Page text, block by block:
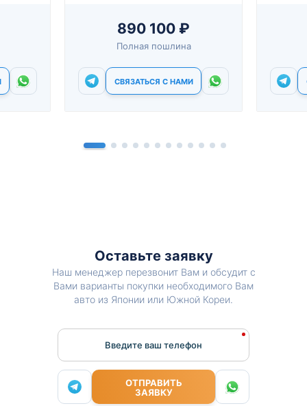
890 100 ₽
Полная пошлина
СВЯЗАТЬСЯ С НАМИ
Оставьте заявку
Наш менеджер перезвонит Вам и обсудит с
Вами варианты покупки необходимого Вам
авто из Японии или Южной Кореи.
Введите ваш телефон
ОТПРАВИТЬ
ЗАЯВКУ